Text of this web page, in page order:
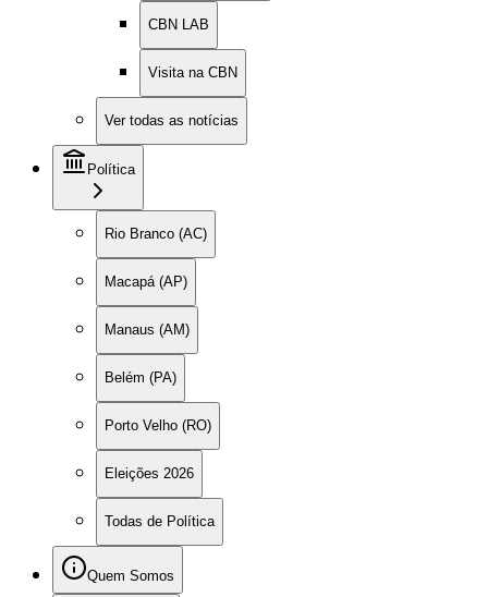
CBN LAB
Visita na CBN
Ver todas as notícias
Política
Rio Branco (AC)
Macapá (AP)
Manaus (AM)
Belém (PA)
Porto Velho (RO)
Eleições 2026
Todas de Política
Quem Somos